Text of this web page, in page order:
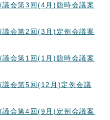
会第3回(4月)臨時会議案
会第2回(3月)定例会議案
会第1回(1月)臨時会議案
会第5回(12月)定例会議
会第4回(9月)定例会議案